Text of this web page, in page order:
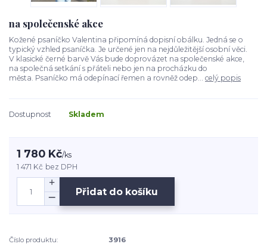
na společenské akce
Kožené psaníčko Valentina připomíná dopisní obálku. Jedná se o
typický vzhled psaníčka. Je určené jen na nejdůležitější osobní věci.
V klasické černé barvě Vás bude doprovázet na společenské akce,
na společná setkání s přáteli nebo jen na procházku do
města. Psaníčko má odepínací řemen a rovněž odep... celý popis
Dostupnost Skladem
1 780 Kč/ks
1 471 Kč bez DPH
Přidat do košíku
Číslo produktu:
3916